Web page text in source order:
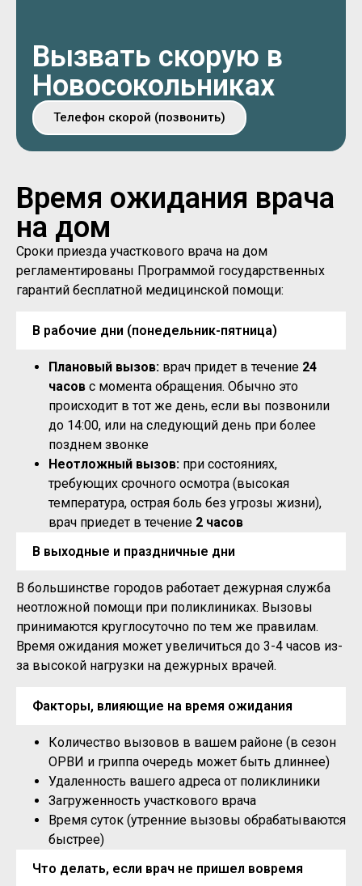
Вызвать скорую в
Новосокольниках
Телефон скорой (позвонить)
Время ожидания врача
на дом
Сроки приезда участкового врача на дом
регламентированы Программой государственных
гарантий бесплатной медицинской помощи:
В рабочие дни (понедельник-пятница)
Плановый вызов: врач придет в течение 24
часов с момента обращения. Обычно это
происходит в тот же день, если вы позвонили
до 14:00, или на следующий день при более
позднем звонке
Неотложный вызов: при состояниях,
требующих срочного осмотра (высокая
температура, острая боль без угрозы жизни),
врач приедет в течение 2 часов
В выходные и праздничные дни
В большинстве городов работает дежурная служба
неотложной помощи при поликлиниках. Вызовы
принимаются круглосуточно по тем же правилам.
Время ожидания может увеличиться до 3-4 часов из-
за высокой нагрузки на дежурных врачей.
Факторы, влияющие на время ожидания
Количество вызовов в вашем районе (в сезон
ОРВИ и гриппа очередь может быть длиннее)
Удаленность вашего адреса от поликлиники
Загруженность участкового врача
Время суток (утренние вызовы обрабатываются
быстрее)
Что делать, если врач не пришел вовремя